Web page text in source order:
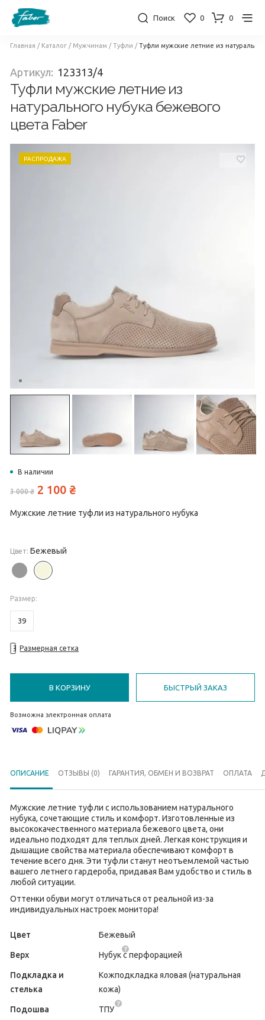
Поиск 0 0
Главная / Каталог / Мужчинам /Туфли /Туфли мужские летние из
Артикул: 123313/4
Туфли мужские летние из
натурального нубука бежевого
цвета Faber
РАСПРОДАЖА
В наличии
3 000₴ 2 100₴
Мужские летние туфли из натурального нубука
Цвет: Бежевый
Размер:
39
Размерная сетка
В КОРЗИНУ БЫСТРЫЙ ЗАКАЗ
Возможна электронная оплата
ОПИСАНИЕ ОТЗЫВЫ (0) ГАРАНТИЯ, ОБМЕН И ВОЗВРАТ ОПЛАТА
Мужские летние туфли с использованием натурального
нубука, сочетающие стиль и комфорт. Изготовленные из
высококачественного материала бежевого цвета, они
идеально подходят для теплых дней. Легкая конструкция и
дышащие свойства материала обеспечивают комфорт в
течение всего дня. Эти туфли станут неотъемлемой частью
вашего летнего гардероба, придавая Вам удобство и стиль в
любой ситуации.
Оттенки обуви могут отличаться от реальной из-за
индивидуальных настроек монитора!
Цвет Бежевый
Верх Нубукс перфорацией
Подкладка и
стелька
Кожподкладка яловая (натуральная
кожа)
Подошва ТПУ